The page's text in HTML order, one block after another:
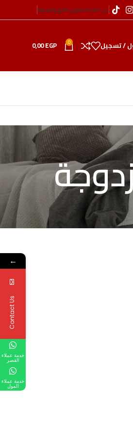
عن الشركةعناوين الفروعالمدونة
/ تسجيل 0
0,00EGP
←
Contact Us
خدمة عملاء
القصر
خدمة عملاء
المول